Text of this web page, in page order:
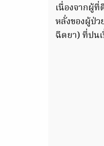
เนื่องจากผู้
หลั่งของผู้ป่ว
ฉีดยา) ที่ปน